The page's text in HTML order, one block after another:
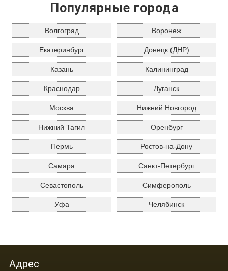
Популярные города
Волгоград Воронеж
Екатеринбург Донецк (ДНР)
Казань Калининград
Краснодар Луганск
Москва Нижний Новгород
Нижний Тагил Оренбург
Пермь Ростов-на-Дону
Самара Санкт-Петербург
Севастополь Симферополь
Уфа Челябинск
Адрес